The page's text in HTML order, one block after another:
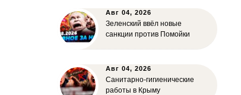
Авг 04, 2026
Зеленский ввёл новые
санкции против Помойки
Авг 04, 2026
Санитарно-гигиенические
работы в Крыму